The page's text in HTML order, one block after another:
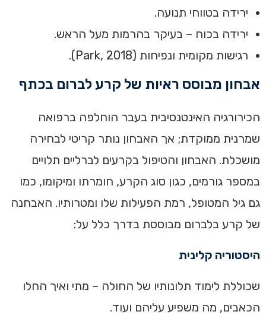
ירידה בטווחי תנועה.
ירידה בכוח – בעיקר בהרמות מעל הראש.
רגישות מקומית ונפיחות (Park, 2018).
אבחון מבוסס ראיות של קרע לברום בכתף
הכירורגיה האינטנסיבית בעבר הוחלפה ברפואה
שמרנית ממוקדת; אך האבחון נותר קריטי לבחירה
מושכלת. האבחון והטיפול בקרעים לברליים תלויים
במספר גורמים, כגון סוג הקרע, חומרתו ומיקומו, כמו
גם גיל המטופל, רמת הפעילות שלו ומטרותיו. האבחנה
של קרע בלברום מבוססת בדרך כלל על:
היסטוריה קלינית
שכוללת לימוד תלונותיו של החולה – מתי ואיך החלו
הכאבים, מה משפיע עליהם ועוד.